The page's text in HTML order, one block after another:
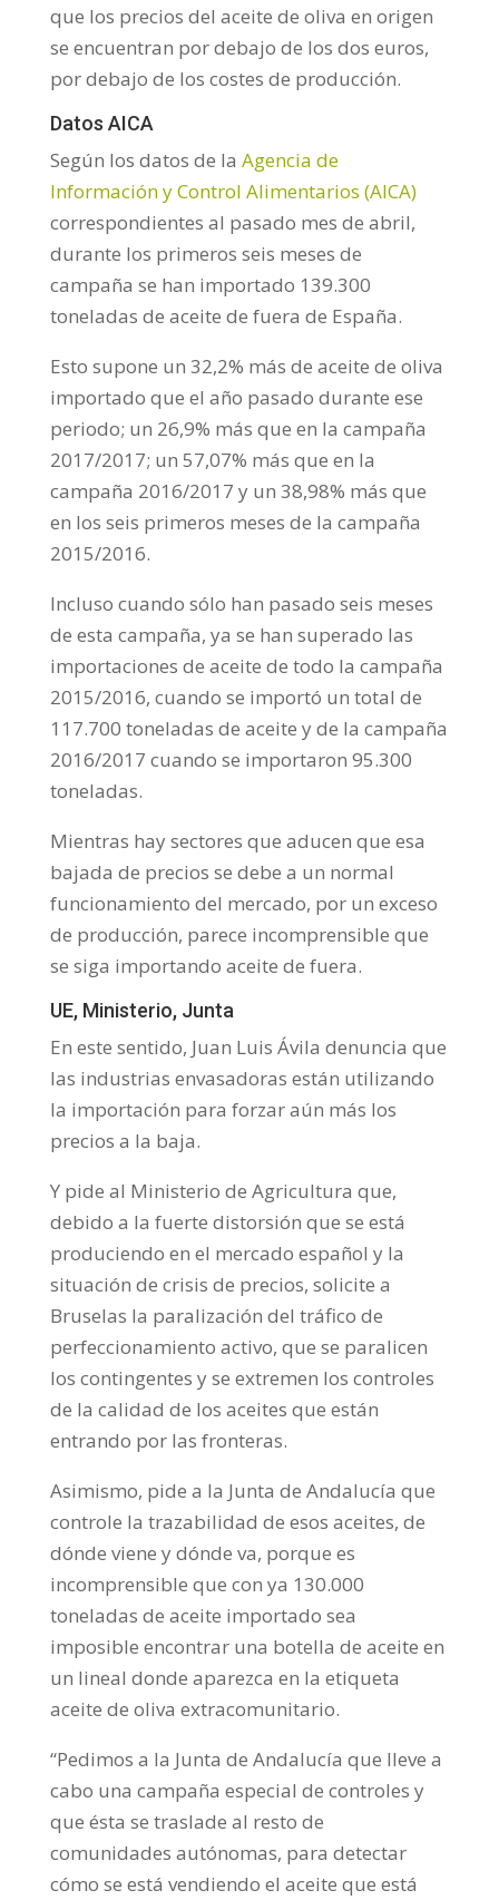
que los precios del aceite de oliva en origen
se encuentran por debajo de los dos euros,
por debajo de los costes de producción.
Datos AICA
Según los datos de la Agencia de
Información y Control Alimentarios (AICA)
correspondientes al pasado mes de abril,
durante los primeros seis meses de
campaña se han importado 139.300
toneladas de aceite de fuera de España.
Esto supone un 32,2% más de aceite de oliva
importado que el año pasado durante ese
periodo; un 26,9% más que en la campaña
2017/2017; un 57,07% más que en la
campaña 2016/2017 y un 38,98% más que
en los seis primeros meses de la campaña
2015/2016.
Incluso cuando sólo han pasado seis meses
de esta campaña, ya se han superado las
importaciones de aceite de todo la campaña
2015/2016, cuando se importó un total de
117.700 toneladas de aceite y de la campaña
2016/2017 cuando se importaron 95.300
toneladas.
Mientras hay sectores que aducen que esa
bajada de precios se debe a un normal
funcionamiento del mercado, por un exceso
de producción, parece incomprensible que
se siga importando aceite de fuera.
UE, Ministerio, Junta
En este sentido, Juan Luis Ávila denuncia que
las industrias envasadoras están utilizando
la importación para forzar aún más los
precios a la baja.
Y pide al Ministerio de Agricultura que,
debido a la fuerte distorsión que se está
produciendo en el mercado español y la
situación de crisis de precios, solicite a
Bruselas la paralización del tráfico de
perfeccionamiento activo, que se paralicen
los contingentes y se extremen los controles
de la calidad de los aceites que están
entrando por las fronteras.
Asimismo, pide a la Junta de Andalucía que
controle la trazabilidad de esos aceites, de
dónde viene y dónde va, porque es
incomprensible que con ya 130.000
toneladas de aceite importado sea
imposible encontrar una botella de aceite en
un lineal donde aparezca en la etiqueta
aceite de oliva extracomunitario.
“Pedimos a la Junta de Andalucía que lleve a
cabo una campaña especial de controles y
que ésta se traslade al resto de
comunidades autónomas, para detectar
cómo se está vendiendo el aceite que está